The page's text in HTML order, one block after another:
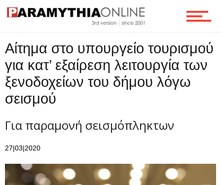
Ροή
Αίτημα στο υπουργείο τουρισμού
για κατ’ εξαίρεση λειτουργία των
ξενοδοχείων του δήμου λόγω
σεισμού
Για παραμονή σεισμόπληκτων
27|03|2020